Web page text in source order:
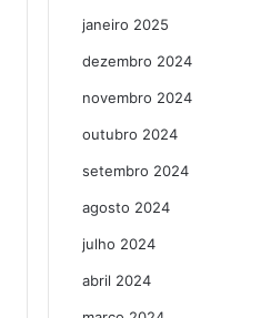
janeiro 2025
dezembro 2024
novembro 2024
outubro 2024
setembro 2024
agosto 2024
julho 2024
abril 2024